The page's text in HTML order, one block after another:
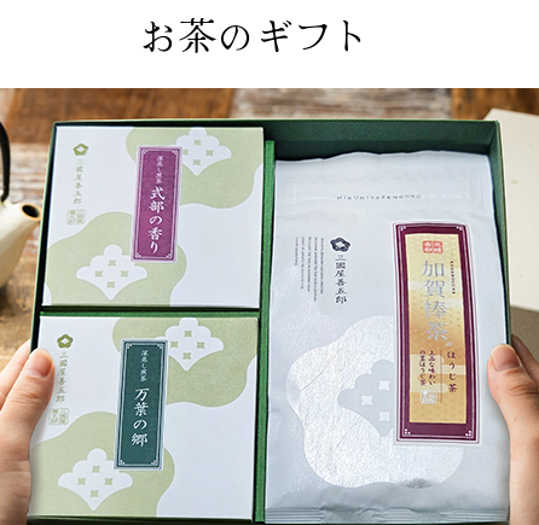
お茶のギフト